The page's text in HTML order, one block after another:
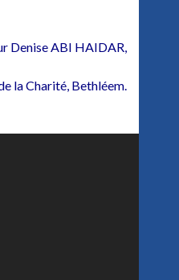
Denise ABI HAIDAR,
la Charité, Bethléem.